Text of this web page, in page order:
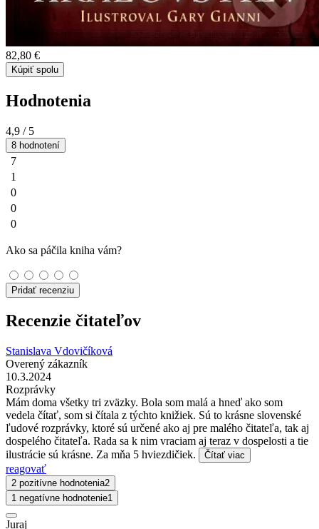
82,80 €
Kúpiť spolu
Hodnotenia
4,9 / 5
8 hodnotení
7
1
0
0
0
Ako sa páčila kniha vám?
Pridať recenziu
Recenzie čitateľov
Stanislava Vdovičíková
Overený zákazník
10.3.2024
Rozprávky
Mám doma všetky tri zväzky. Bola som malá a hneď ako som
vedela čítať, som si čítala z týchto knižiek. Sú to krásne slovenské
ľudové rozprávky, ktoré sú určené ako aj pre malého čitateľa, tak aj
dospelého čitateľa. Rada sa k nim vraciam aj teraz v dospelosti a tie
ilustrácie sú krásne. Za mňa 5 hviezdičiek.
Čítať viac
reagovať
2 pozitívne hodnotenia2
1 negatívne hodnotenie1
Juraj